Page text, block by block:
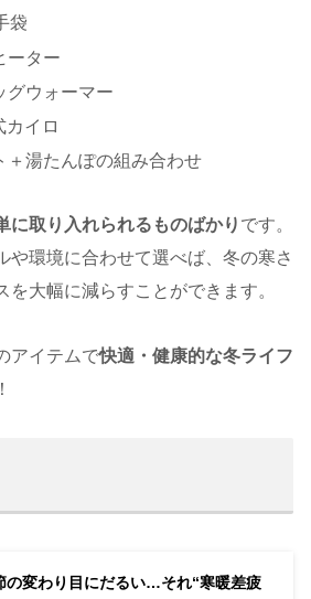
袋
ーター
グウォーマー
カイロ
＋湯たんぽの組み合わせ
に取り入れられるものばかり です。
や環境に合わせて選べば、冬の寒さ
を大幅に減らすことができます。
アイテムで快適・健康的な冬ライフ
の変わり目にだるい…それ“寒暖差疲